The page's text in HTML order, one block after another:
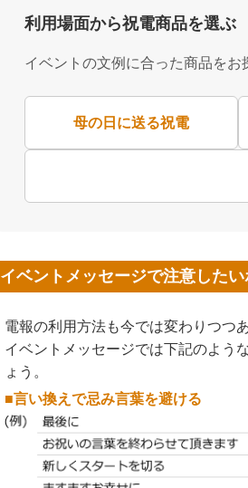
利用場面から祝電商品を選ぶ
イベントの文例に合った商品をお
母の日に送る祝電
イベントメッセージで注意したい
電報の利用方法も今では変わりつつ
イベントメッセージでは下記のよう
ょう。
■言い換えで忌み言葉を避ける